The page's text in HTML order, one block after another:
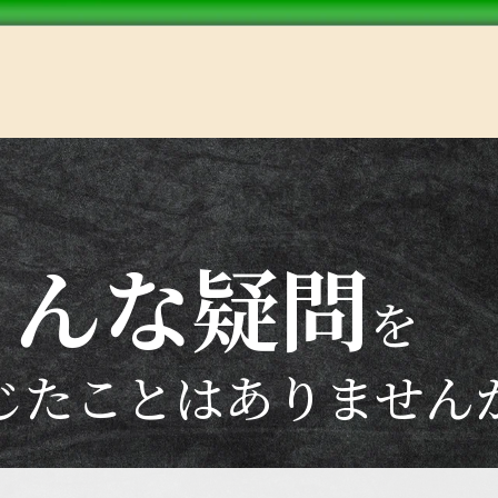
な疑問を
たことはありません